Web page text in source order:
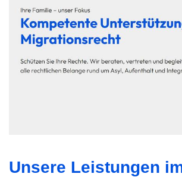
Unsere Leistungen